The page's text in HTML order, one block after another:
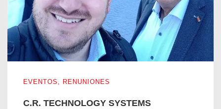
EVENTOS RENUNIONES
C.R. TECHNOLOGY SYSTEMS